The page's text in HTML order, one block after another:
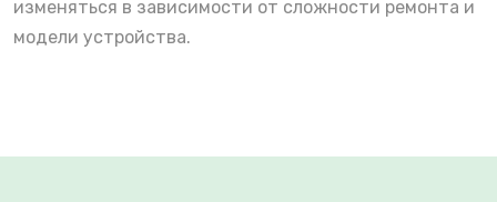
изменяться в зависимости от сложности ремонта и
модели устройства.